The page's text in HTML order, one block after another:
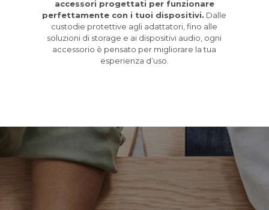
accessori progettati per funzionare
perfettamente con i tuoi dispositivi. Dalle
custodie protettive agli adattatori, fino alle
soluzioni di storage e ai dispositivi audio, ogni
accessorio è pensato per migliorare la tua
esperienza d’uso.